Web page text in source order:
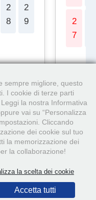
sempre migliore, questo
I cookie di terze parti
la nostra Informativa
vai su “Personalizza
Cliccando
dei cookie sul tuo
la memorizzazione dei
la collaborazione!
la scelta dei cookie
Accetta tutti
2
8
2
9
2
7